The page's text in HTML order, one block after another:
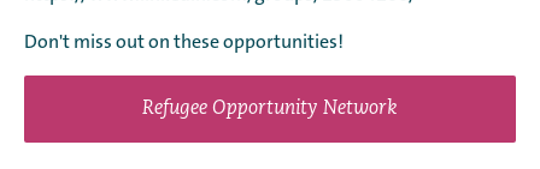
Don't miss out on these opportunities!
Refugee Opportunity Network